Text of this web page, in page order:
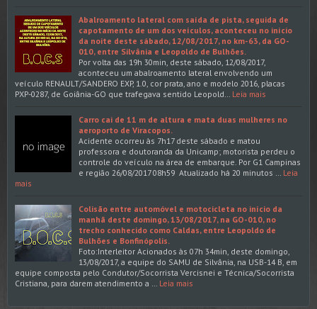
Abalroamento lateral com saída de pista, seguida de
capotamento de um dos veículos, aconteceu no início
da noite deste sábado, 12/08/2017, no km-63, da GO-
010, entre Silvânia e Leopoldo de Bulhões.
Por volta das 19h 30min, deste sábado, 12/08/2017,
aconteceu um abalroamento lateral envolvendo um
veículo RENAULT/SANDERO EXP, 1.0, cor prata, ano e modelo 2016, placas
PXP-0287, de Goiânia-GO que trafegava sentido Leopold…
Leia mais
Carro cai de 11 m de altura e mata duas mulheres no
aeroporto de Viracopos.
Acidente ocorreu às 7h17 deste sábado e matou
professora e doutoranda da Unicamp; motorista perdeu o
controle do veículo na área de embarque. Por G1 Campinas
e região 26/08/2017 08h59 Atualizado há 20 minutos …
Leia
mais
Colisão entre automóvel e motocicleta no início da
manhã deste domingo, 13/08/2017, na GO-010, no
trecho conhecido como Caldas, entre Leopoldo de
Bulhões e Bonfinópolis.
Foto:Interleitor Acionados às 07h 34min, deste domingo,
13/08/2017, a equipe do SAMU de Silvânia, na USB-14 B, em
equipe composta pelo Condutor/Socorrista Vercisnei e Técnica/Socorrista
Cristiana, para darem atendimento a …
Leia mais